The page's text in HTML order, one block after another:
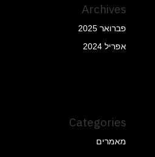
Archives
פברואר 2025
אפריל 2024
Categories
מאמרים